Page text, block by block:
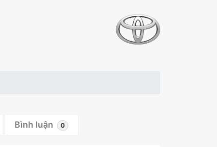
Bình luận 0